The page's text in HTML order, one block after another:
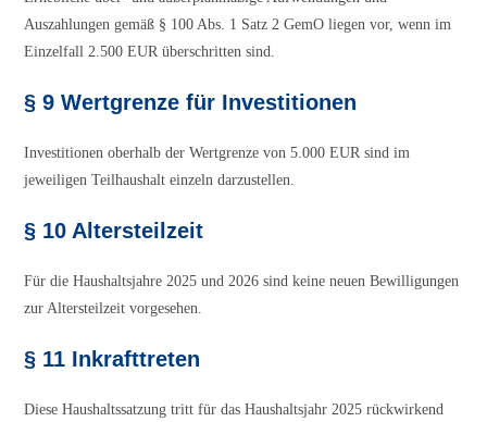
Auszahlungen gemäß § 100 Abs. 1 Satz 2 GemO liegen vor, wenn im
Einzelfall 2.500 EUR überschritten sind.
§ 9 Wertgrenze für Investitionen
Investitionen oberhalb der Wertgrenze von 5.000 EUR sind im
jeweiligen Teilhaushalt einzeln darzustellen.
§ 10 Altersteilzeit
Für die Haushaltsjahre 2025 und 2026 sind keine neuen Bewilligungen
zur Altersteilzeit vorgesehen.
§ 11 Inkrafttreten
Diese Haushaltssatzung tritt für das Haushaltsjahr 2025 rückwirkend